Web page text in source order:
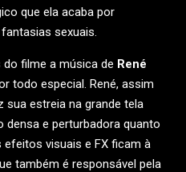
que ela acaba por
sexuais.
filme a música de René
todo especial. René, assim
sua estreia na grande tela
e perturbadora quanto
visuais e FX ficam à
também é responsável pela